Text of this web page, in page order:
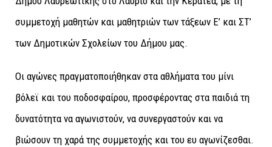
συμμετοχή μαθητών και μαθητριών των τάξεων Ε’ και ΣΤ’
των Δημοτικών Σχολείων του Δήμου μας.
Οι αγώνες πραγματοποιήθηκαν στα αθλήματα του μίνι
βόλεϊ και του ποδοσφαίρου, προσφέροντας στα παιδιά τη
δυνατότητα να αγωνιστούν, να συνεργαστούν και να
βιώσουν τη χαρά της συμμετοχής και του ευ αγωνίζεσθαι.